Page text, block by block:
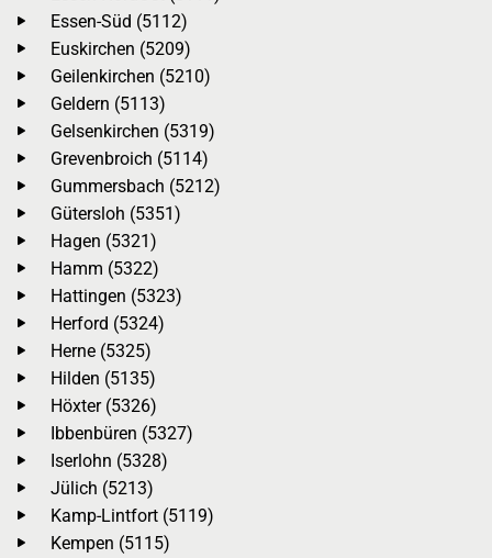
Essen-Süd (5112)
Euskirchen (5209)
Geilenkirchen (5210)
Geldern (5113)
Gelsenkirchen (5319)
Grevenbroich (5114)
Gummersbach (5212)
Gütersloh (5351)
Hagen (5321)
Hamm (5322)
Hattingen (5323)
Herford (5324)
Herne (5325)
Hilden (5135)
Höxter (5326)
Ibbenbüren (5327)
Iserlohn (5328)
Jülich (5213)
Kamp-Lintfort (5119)
Kempen (5115)